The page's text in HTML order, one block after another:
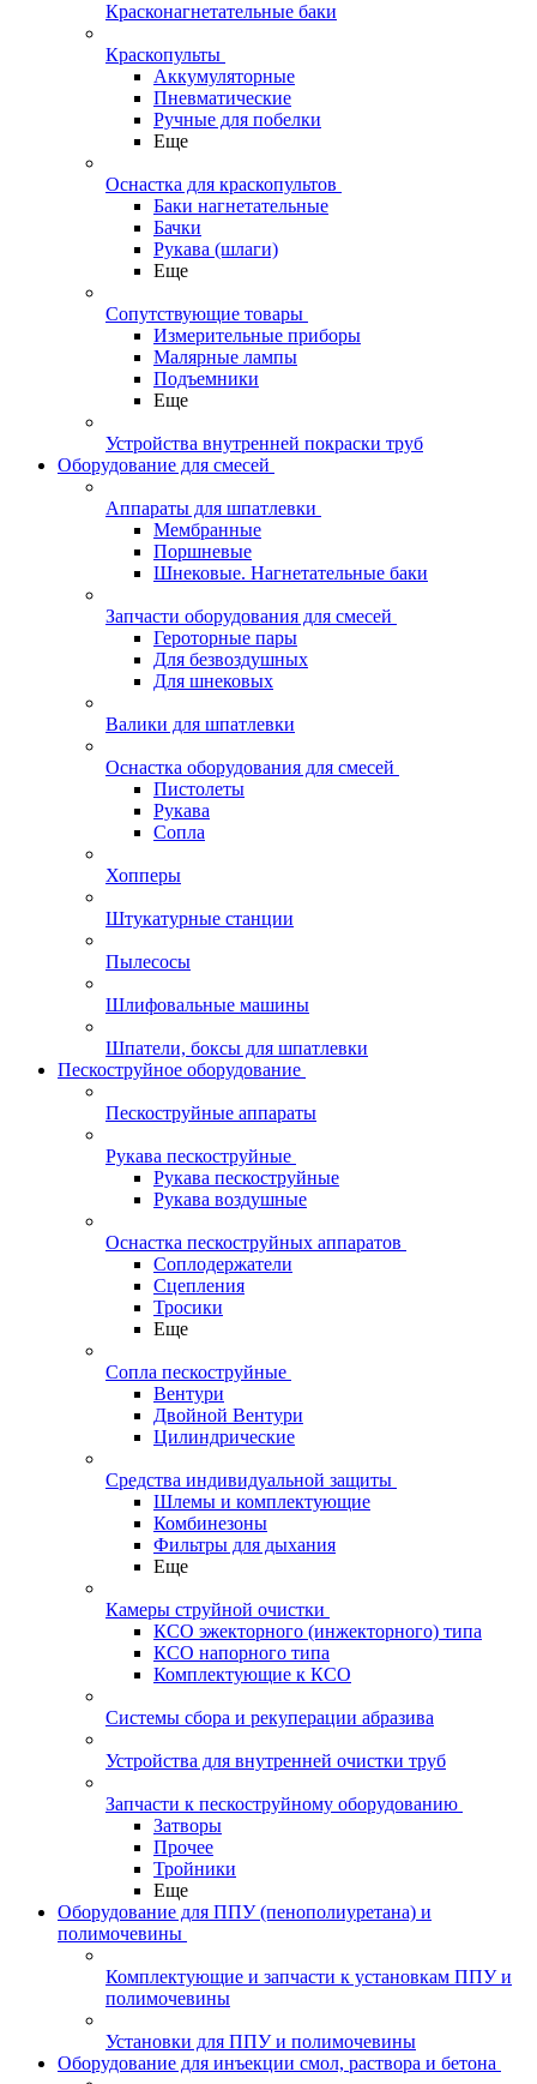
Красконагнетательные баки
Краскопульты
Аккумуляторные
Пневматические
Ручные для побелки
Еще
Оснастка для краскопультов
Баки нагнетательные
Бачки
Рукава (шлаги)
Еще
Сопутствующие товары
Измерительные приборы
Малярные лампы
Подъемники
Еще
Устройства внутренней покраски труб
Оборудование для смесей
Аппараты для шпатлевки
Мембранные
Поршневые
Шнековые. Нагнетательные баки
Запчасти оборудования для смесей
Героторные пары
Для безвоздушных
Для шнековых
Валики для шпатлевки
Оснастка оборудования для смесей
Пистолеты
Рукава
Сопла
Хопперы
Штукатурные станции
Пылесосы
Шлифовальные машины
Шпатели, боксы для шпатлевки
Пескоструйное оборудование
Пескоструйные аппараты
Рукава пескоструйные
Рукава пескоструйные
Рукава воздушные
Оснастка пескоструйных аппаратов
Соплодержатели
Сцепления
Тросики
Еще
Сопла пескоструйные
Вентури
Двойной Вентури
Цилиндрические
Средства индивидуальной защиты
Шлемы и комплектующие
Комбинезоны
Фильтры для дыхания
Еще
Камеры струйной очистки
КСО эжекторного (инжекторного) типа
КСО напорного типа
Комплектующие к КСО
Системы сбора и рекуперации абразива
Устройства для внутренней очистки труб
Запчасти к пескоструйному оборудованию
Затворы
Прочее
Тройники
Еще
Оборудование для ППУ (пенополиуретана) и
полимочевины
Комплектующие и запчасти к установкам ППУ и
полимочевины
Установки для ППУ и полимочевины
Оборудование для инъекции смол, раствора и бетона